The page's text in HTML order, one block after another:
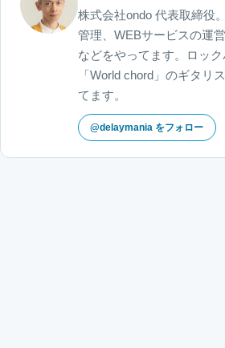
株式会社ondo 代表取締役
管理、WEBサービスの運
などをやってます。ロック
「World chord」のギタリ
てます。
@delaymania をフォロー